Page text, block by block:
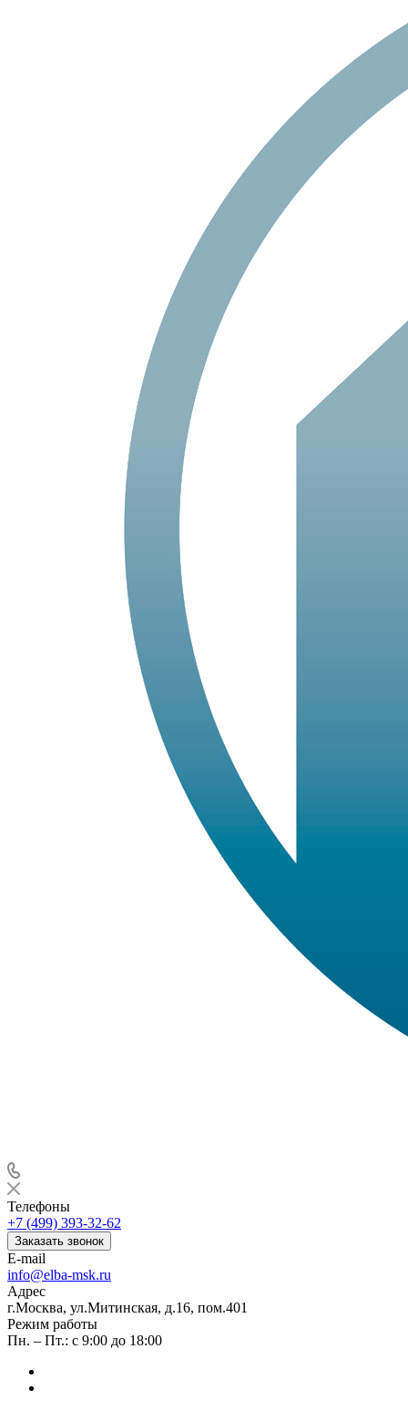
Телефоны
+7 (499) 393-32-62
Заказать звонок
E-mail
info@elba-msk.ru
Адрес
г.Москва, ул.Митинская, д.16, пом.401
Режим работы
Пн. – Пт.: с 9:00 до 18:00